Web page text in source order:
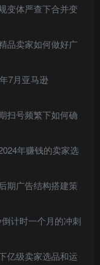
变体严查下合并变
品卖家如何做好广
7月亚马逊
扫号频繁下如何确
年赚钱的卖家选
期广告结构搭建策
倒计时一个月的冲刺
亿级卖家选品和运